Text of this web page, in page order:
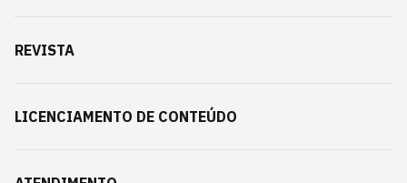
REVISTA
LICENCIAMENTO DE CONTEÚDO